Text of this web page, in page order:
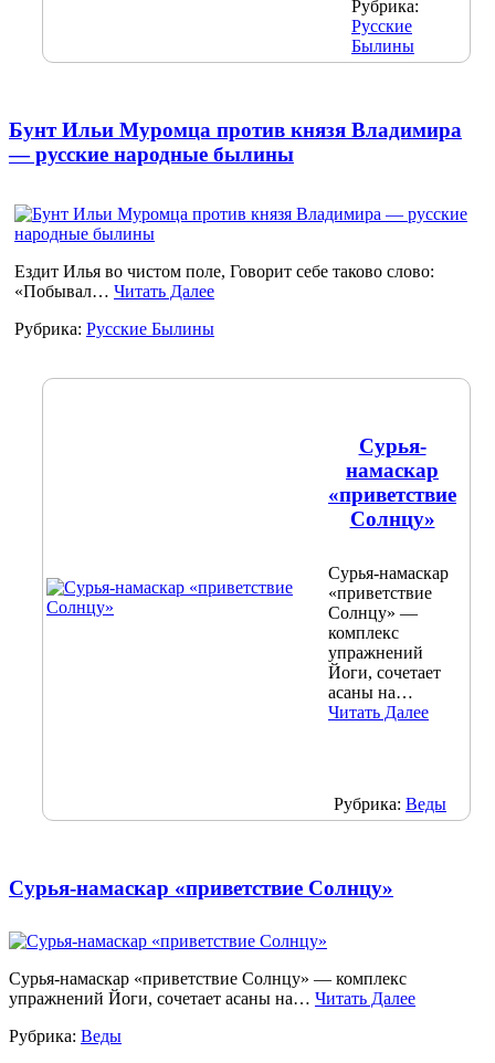
Рубрика:
Русские
Былины
Бунт Ильи Муромца против князя Владимира
— русские народные былины
Ездит Илья во чистом поле, Говорит себе таково слово:
«Побывал… Читать Далее
Рубрика: Русские Былины
Сурья-
намаскар
«приветствие
Солнцу»
Сурья-намаскар
«приветствие
Солнцу» —
комплекс
упражнений
Йоги, сочетает
асаны на…
Читать Далее
Рубрика: Веды
Сурья-намаскар «приветствие Солнцу»
Сурья-намаскар «приветствие Солнцу» — комплекс
упражнений Йоги, сочетает асаны на… Читать Далее
Рубрика: Веды